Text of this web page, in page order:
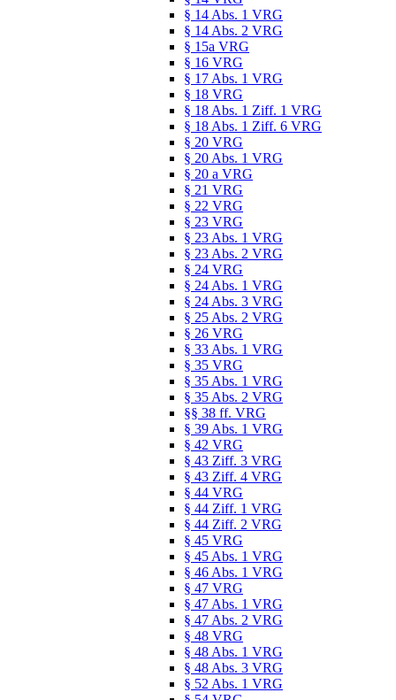
§ 14 Abs. 1 VRG
§ 14 Abs. 2 VRG
§ 15a VRG
§ 16 VRG
§ 17 Abs. 1 VRG
§ 18 VRG
§ 18 Abs. 1 Ziff. 1 VRG
§ 18 Abs. 1 Ziff. 6 VRG
§ 20 VRG
§ 20 Abs. 1 VRG
§ 20 a VRG
§ 21 VRG
§ 22 VRG
§ 23 VRG
§ 23 Abs. 1 VRG
§ 23 Abs. 2 VRG
§ 24 VRG
§ 24 Abs. 1 VRG
§ 24 Abs. 3 VRG
§ 25 Abs. 2 VRG
§ 26 VRG
§ 33 Abs. 1 VRG
§ 35 VRG
§ 35 Abs. 1 VRG
§ 35 Abs. 2 VRG
§§ 38 ff. VRG
§ 39 Abs. 1 VRG
§ 42 VRG
§ 43 Ziff. 3 VRG
§ 43 Ziff. 4 VRG
§ 44 VRG
§ 44 Ziff. 1 VRG
§ 44 Ziff. 2 VRG
§ 45 VRG
§ 45 Abs. 1 VRG
§ 46 Abs. 1 VRG
§ 47 VRG
§ 47 Abs. 1 VRG
§ 47 Abs. 2 VRG
§ 48 VRG
§ 48 Abs. 1 VRG
§ 48 Abs. 3 VRG
§ 52 Abs. 1 VRG